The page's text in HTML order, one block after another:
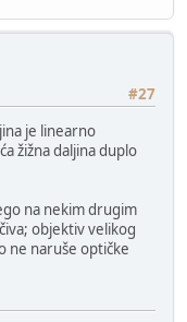
#27
je linearno
žižna daljina duplo
na nekim drugim
objektiv velikog
ne naruše optičke